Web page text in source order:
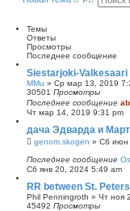
е
н
ы
й
п
о
с
к
Темы
Ответы
Просмотры
Последнее сообщение
Siestarjoki-Valkesaari
MMu » Ср мар 13, 2019
30501 Просмотры
Последнее сообщение
Чт мар 14, 2019 9:31 pm
дача Эдварда и
genom.skogen » Сб июн
Последнее сообщение
Сб янв 20, 2024 5:49 am
RR between St.
Phil Penningroth » Чт ноя
45492 Просмотры